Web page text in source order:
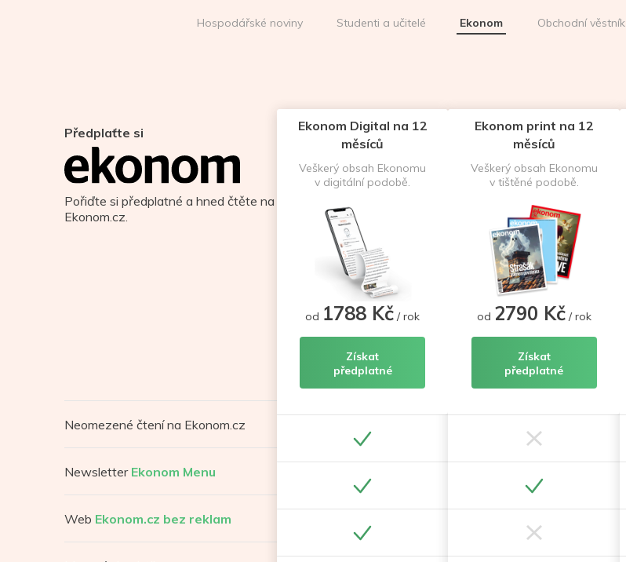
Hospodářské noviny Studenti a učitelé Ekonom Obchodní věstník
Předplaťte si
Pořiďte si předplatné a hned čtěte na
Ekonom.cz.
Neomezené čtení na Ekonom.cz
Newsletter Ekonom Menu
Web Ekonom.cz bez reklam
Ekonom Digital na 12
měsíců
Veškerý obsah Ekonomu
v digitální podobě.
od 1788 Kč / rok
Získat
předplatné
Ekonom print na 12
měsíců
Veškerý obsah Ekonomu
v tištěné podobě.
od 2790 Kč/ rok
Získat
předplatné